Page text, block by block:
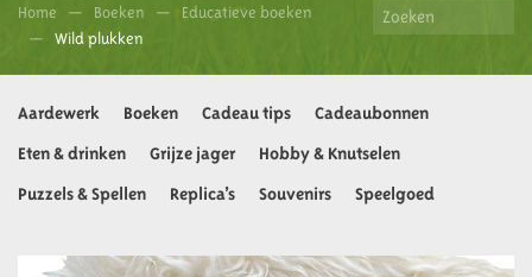
Home Boeken
Educatieve boeken
Wild plukken
Aardewerk Boeken Cadeau tips
Cadeaubonnen
Eten & drinken
Grijze jager
Hobby & Knutselen
Puzzels & Spellen
Replica’s Souvenirs Speelgoed